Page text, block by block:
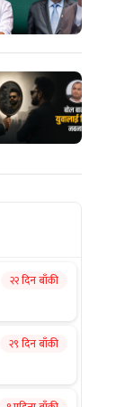
२२ दिन बाँकी
२९ दिन बाँकी